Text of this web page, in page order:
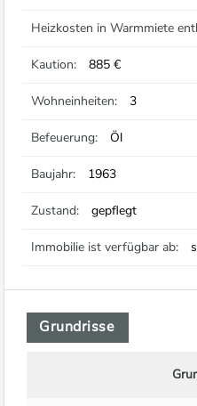
Heizkosten in Warmmiete
Kaution: 885 €
Wohneinheiten: 3
Befeuerung: Öl
Baujahr: 1963
Zustand: gepflegt
Immobilie ist verfügbar ab:
Grundrisse